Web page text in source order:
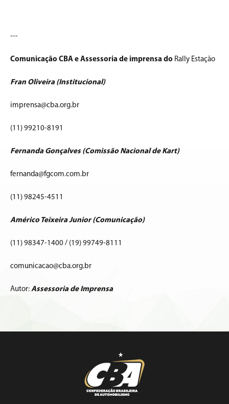
---
Comunicação CBA e Assessoria de imprensa do Rally Estação
Fran Oliveira (Institucional)
imprensa@cba.org.br
(11) 99210-8191
Fernanda Gonçalves (Comissão Nacional de Kart)
fernanda@fgcom.com.br
(11) 98245-4511
Américo Teixeira Junior (Comunicação)
(11) 98347-1400 / (19) 99749-8111
comunicacao@cba.org.br
Autor: Assessoria de Imprensa